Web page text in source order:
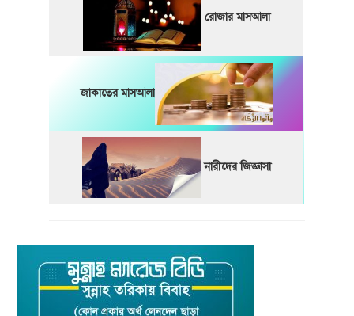
রোজার মাসআলা
জাকাতের মাসআলা
নারীদের জিজ্ঞাসা